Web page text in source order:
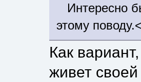
Интересно
этому
Как
живет